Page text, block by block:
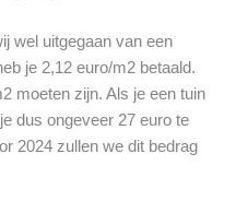
wel uitgegaan van een
je 2,12 euro/m2 betaald.
moeten zijn. Als je een tuin
dus ongeveer 27 euro te
2024 zullen we dit bedrag